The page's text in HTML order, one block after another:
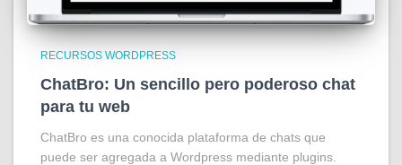
RECURSOS WORDPRESS
ChatBro: Un sencillo pero poderoso chat
para tu web
ChatBro es una conocida plataforma de chats que
puede ser agregada a Wordpress mediante plugins.